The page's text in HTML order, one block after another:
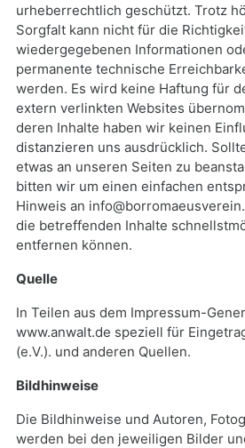
urheberrechtlich geschützt. Trotz
Sorgfalt kann nicht für die
wiedergegebenen Informationen
permanente technische
werden. Es wird keine Haftung für
extern verlinkten Websites
deren Inhalte haben wir keinen
distanzieren uns ausdrücklich.
etwas an unseren Seiten zu
bitten wir um einen einfachen
Hinweis an
die betreffenden Inhalte
entfernen können.
Quelle
In Teilen aus dem Impressum-
www.anwalt.de speziell für
(e.V.). und anderen Quellen.
Bildhinweise
Die Bildhinweise und Autoren,
werden bei den jeweiligen Bilder